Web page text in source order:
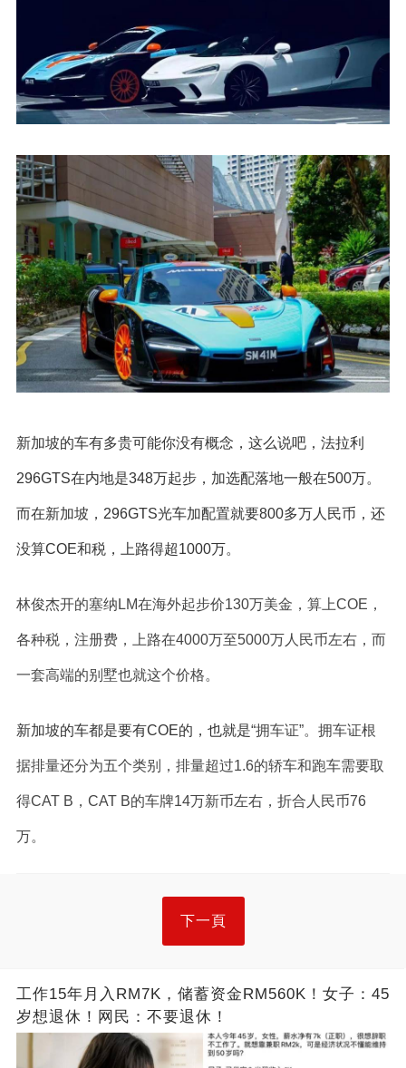
新加坡的车有多贵可能你没有概念，这么说吧，法拉利
296GTS在内地是348万起步，加选配落地一般在500万。
而在新加坡，296GTS光车加配置就要800多万人民币，还
没算COE和税，上路得超1000万。
林俊杰开的塞纳LM在海外起步价130万美金，算上COE，
各种税，注册费，上路在4000万至5000万人民币左右，而
一套高端的别墅也就这个价格。
新加坡的车都是要有COE的，也就是“拥车证”。拥车证根
据排量还分为五个类别，排量超过1.6的轿车和跑车需要取
得CAT B，CAT B的车牌14万新币左右，折合人民币76
万。
下一頁
工作15年月入RM7K，储蓄资金RM560K！女子：45
岁想退休！网民：不要退休！